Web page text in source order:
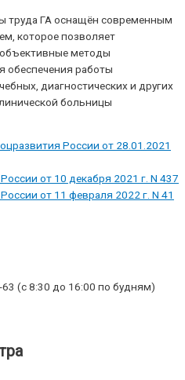
труда ГА оснащён современным
которое позволяет
методы
обеспечения работы
диагностических и других
больницы
России от 28.01.2021
от 10 декабря 2021 г. N 437
от 11 февраля 2022 г. N 41
(с 8:30 до 16:00 по будням)